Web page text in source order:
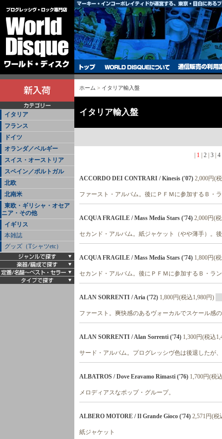
イタリア
フランス
ドイツ
オランダ／ベルギー
スイス・オーストリア
スペイン／ポルトガル
北欧
北南米
東欧・ギリシャ・オセア
ニア・その他
イギリス
本雑誌
グッズ（Tシャツetc）
ホーム > イタリア輸入盤
イタリア輸入盤
1 |2 |3 |4
ACCORDO DEI CONTRARI / Kinesis ('07) 2,000円(
ファースト・アルバム。後にＰＦＭに参加するＢ・
ACQUA FRAGILE / Mass Media Stars ('74) 2,000円(
セカンド・アルバム。紙ジャケット（やや薄手）。
ACQUA FRAGILE / Mass Media Stars ('74) 1,800円(
セカンド・アルバム。後にＰＦＭに参加するＢ・ラ
ALAN SORRENTI / Aria ('72) 1,800円(税込1,980円)
ファースト。爽快感のあるヴォーカルでスケール感
ALAN SORRENTI / Alan Sorrenti ('74) 1,300円(税込
サード・アルバム。プログレッシヴ色は後退したが
ALBATROS / Dove Eravamo Rimasti ('76) 1,700円(税
メロディアスなポップ・グループ。
ALBERO MOTORE / Il Grande Gioco ('74) 2,571円(税
紙ジャケット